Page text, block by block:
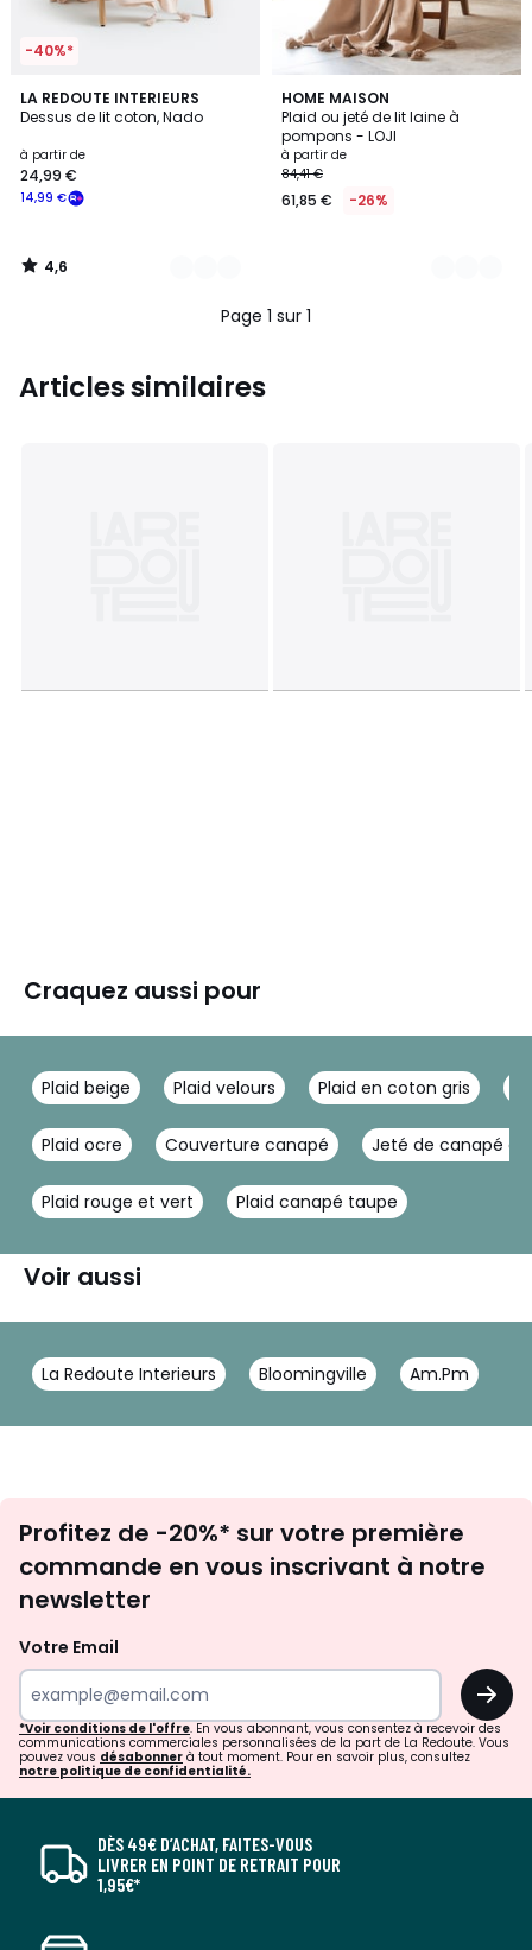
-40%*
LA REDOUTE INTERIEURS
Dessus de lit coton, Nado
à partir de
14,99 €
24,99 €
4,6
/ 5
3
Couleurs
4,6
/
HOME MAISON
Plaid ou jeté de lit laine à
pompons - LOJI
à partir de
84,41 €
61,85 € -26%
3
Couleurs
Page 1 sur 1
Articles similaires
Craquez aussi pour
Plaid beige Plaid velours Plaid en coton gris
Plaid ocre Couverture canapé Jeté de canapé
Plaid rouge et vert Plaid canapé taupe
Voir aussi
La Redoute Interieurs Bloomingville Am.Pm
newsletter
Profitez de -20%* sur votre première
commande en vous inscrivant à notre
newsletter
Votre Email
OK
*Voir conditions de l'offre. En vous abonnant, vous consentez à recevoir des
communications commerciales personnalisées de la part de La Redoute. Vous
pouvez vous désabonner à tout moment. Pour en savoir plus, consultez
notre politique de confidentialité.
DÈS 49€ D’ACHAT, FAITES-VOUS
LIVRER EN POINT DE RETRAIT POUR
1,95€*